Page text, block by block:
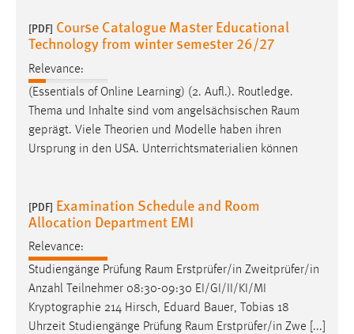
[PDF] Course Catalogue Master Educational
Technology from winter semester 26/27
Relevance:
(Essentials of Online Learning) (2. Aufl.). Routledge.
Thema und Inhalte sind vom angelsächsischen Raum
geprägt. Viele Theorien und Modelle haben ihren
Ursprung in den USA. Unterrichtsmaterialien können
[PDF] Examination Schedule and Room
Allocation Department EMI
Relevance:
Studiengänge Prüfung Raum Erstprüfer/in Zweitprüfer/in
Anzahl Teilnehmer 08:30-09:30 EI/GI/II/KI/MI
Kryptographie 214 Hirsch, Eduard Bauer, Tobias 18
Uhrzeit Studiengänge Prüfung Raum Erstprüfer/in Zwe [...]